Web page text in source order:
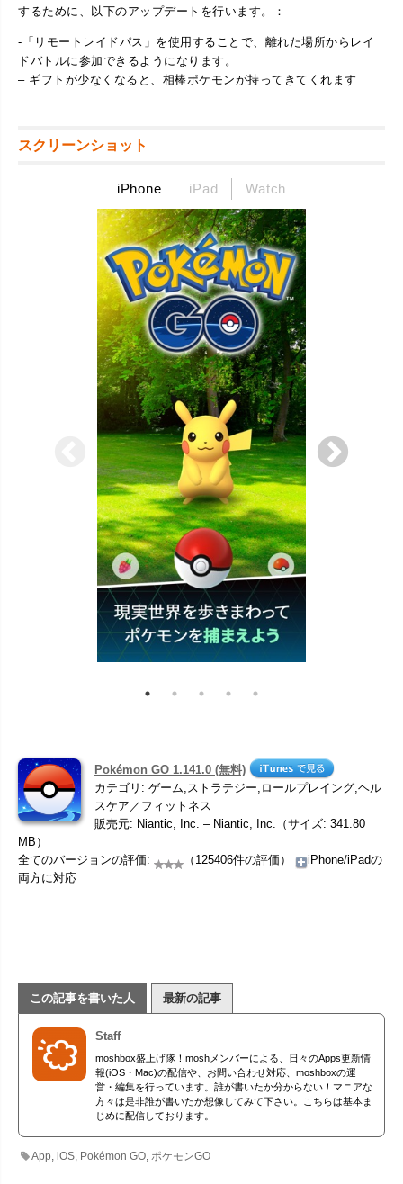
するために、以下のアップデートを行います。：
-「リモートレイドパス」を使用することで、離れた場所からレイ
ドバトルに参加できるようになります。
– ギフトが少なくなると、相棒ポケモンが持ってきてくれます
スクリーンショット
iPhone iPad Watch
Pokémon GO 1.141.0 (無料)
カテゴリ: ゲーム,ストラテジー,ロールプレイング,ヘル
スケア／フィットネス
販売元: Niantic, Inc. – Niantic, Inc.（サイズ: 341.80
MB）
全てのバージョンの評価:
（125406件の評価）
iPhone/iPadの
両方に対応
この記事を書いた人 最新の記事
Staff
moshbox盛上げ隊！moshメンバーによる、日々のApps更新情
報(iOS・Mac)の配信や、お問い合わせ対応、moshboxの運
営・編集を行っています。誰が書いたか分からない！マニアな
方々は是非誰が書いたか想像してみて下さい。こちらは基本ま
じめに配信しております。
App ,iOS Pokémon GO ポケモンGO